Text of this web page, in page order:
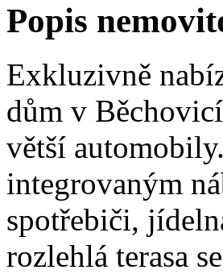
Popis
Exkluzivně
dům v
větší
integrovaným
spotřebiči,
rozlehlá terasa